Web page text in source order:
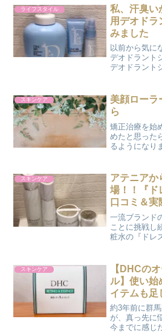
ラダ生活ダイ
た。 ぷにょ
ライフスタイル
私、汗臭
用デオドラ
みました
以前から気に
デオドラント
デオドラント
ティック・Ｄ
ート・ＤＨＣ
スキンケア
美顔ローラ
ら
矯正治療を始
めたと思った
るようになり
ケア美容液も
は、というと
スキンケア
アテニアか
場！！『ド
口コミ＆
は？
一流ブランド
ことに挑戦し
粧水の『ドレ
ことで、もう
を愛用してい
スキンケア
【DHCの
ル】使い始
イテムも足
約3年前に群
が、真っ先に
今までに感じ